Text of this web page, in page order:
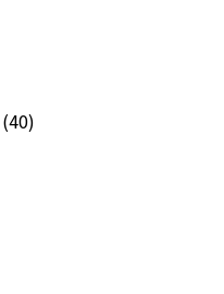
(40)